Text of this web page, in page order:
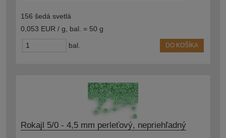
156 šedá svetlá
0,053 EUR / g
bal. = 50 g
bal. DO KOŠÍKA
Rokajl 5/0 - 4,5 mm perleťový, nepriehľadný